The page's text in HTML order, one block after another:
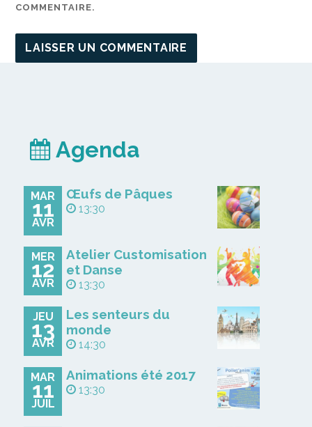
COMMENTAIRE.
Agenda
MAR
11
AVR
Œufs de Pâques
13:30
MER
12
AVR
Atelier Customisation
et Danse
13:30
JEU
13
AVR
Les senteurs du
monde
14:30
MAR
11
JUIL
Animations été 2017
13:30